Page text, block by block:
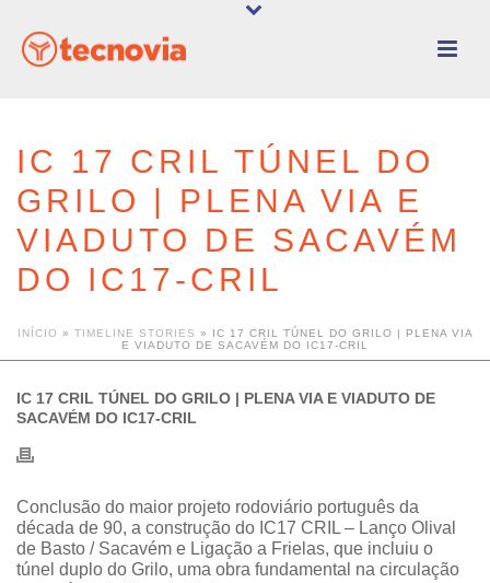
IC 17 CRIL TÚNEL DO
GRILO | PLENA VIA E
VIADUTO DE SACAVÉM
DO IC17-CRIL
INÍCIO » TIMELINE STORIES »
IC 17 CRIL TÚNEL DO GRILO | PLENA VIA
E VIADUTO DE SACAVÉM DO IC17-CRIL
IC 17 CRIL TÚNEL DO GRILO | PLENA VIA E VIADUTO DE
SACAVÉM DO IC17-CRIL
Conclusão do maior projeto rodoviário português da
década de 90, a construção do IC17 CRIL – Lanço Olival
de Basto / Sacavém e Ligação a Frielas, que incluiu o
túnel duplo do Grilo, uma obra fundamental na circulação